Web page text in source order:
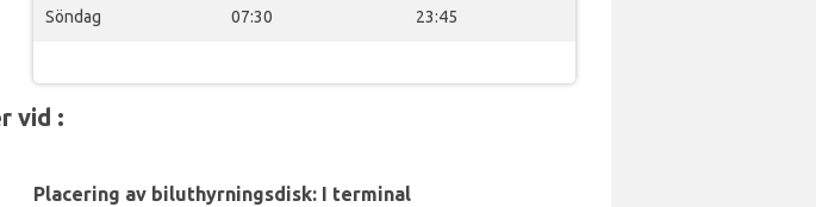
Söndag 07:30 23:45
vid :
Placering av biluthyrningsdisk: I terminal